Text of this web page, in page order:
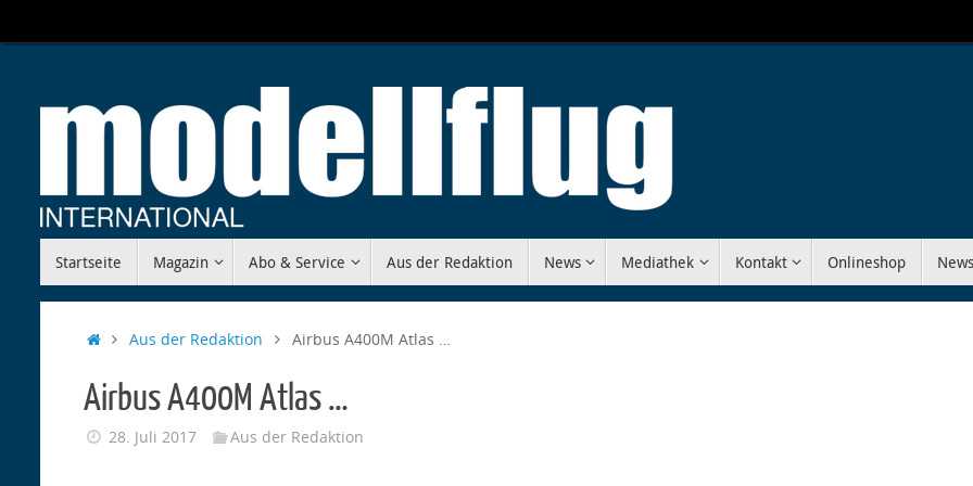
Inhalt
Inhalt
Startseite Magazin Abo & Service Aus der Redaktion News Mediathek Kontakt Onlineshop
StartAus der Redaktion Airbus A400M Atlas …
Airbus A400M Atlas …
28. Juli 2017 Aus der Redaktion